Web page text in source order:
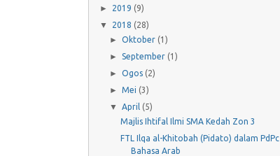
► 2019 (9)
▼ 2018 (28)
►Oktober (1)
►September (1)
►Ogos (2)
►Mei (3)
▼April (5)
Majlis Ihtifal Ilmi SMA Kedah Zon 3
FTL Ilqa al-Khitobah (Pidato) dalam PdPc
Bahasa Arab